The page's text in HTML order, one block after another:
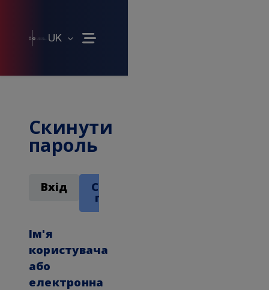
UK
Скинути
пароль
Основні вкладки
Вхід
Скинути
пароль
Ім'я
користувача
або
електронна